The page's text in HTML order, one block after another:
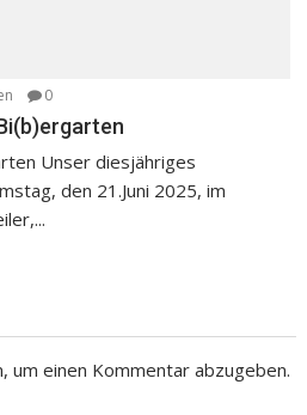
0
Unser diesjähriges
den 21.Juni 2025, im
um einen Kommentar abzugeben.